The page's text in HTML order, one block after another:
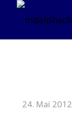
24. Mai 2012